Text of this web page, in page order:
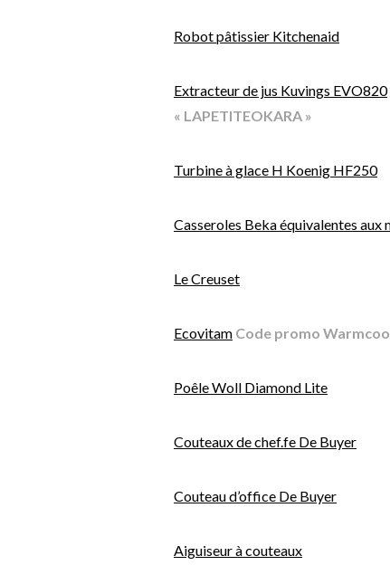
Robot pâtissier Kitchenaid
Extracteur de jus Kuvings EVO820
« LAPETITEOKARA »
Turbine à glace H Koenig HF250
Casseroles Beka équivalentes aux
Le Creuset
Ecovitam Code promo
Poêle Woll Diamond Lite
Couteaux de chef.fe De Buyer
Couteau d’office De Buyer
Aiguiseur à couteaux